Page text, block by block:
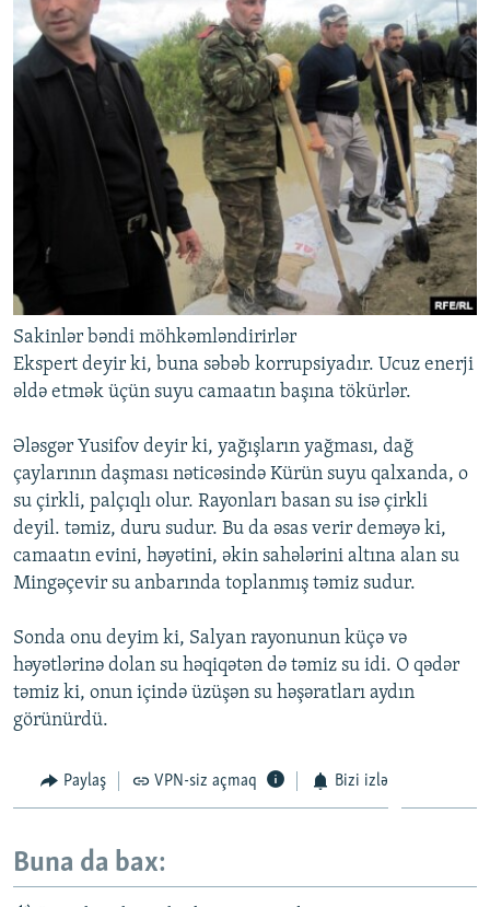
Sakinlər bəndi möhkəmləndirirlər
Ekspert deyir ki, buna səbəb korrupsiyadır. Ucuz enerji
əldə etmək üçün suyu camaatın başına tökürlər.
Ələsgər Yusifov deyir ki, yağışların yağması, dağ
çaylarının daşması nəticəsində Kürün suyu qalxanda, o
su çirkli, palçıqlı olur. Rayonları basan su isə çirkli
deyil. təmiz, duru sudur. Bu da əsas verir deməyə ki,
camaatın evini, həyətini, əkin sahələrini altına alan su
Mingəçevir su anbarında toplanmış təmiz sudur.
Sonda onu deyim ki, Salyan rayonunun küçə və
həyətlərinə dolan su həqiqətən də təmiz su idi. O qədər
təmiz ki, onun içində üzüşən su həşəratları aydın
görünürdü.
Paylaş VPN-siz açmaq Bizi izlə
Buna da bax: